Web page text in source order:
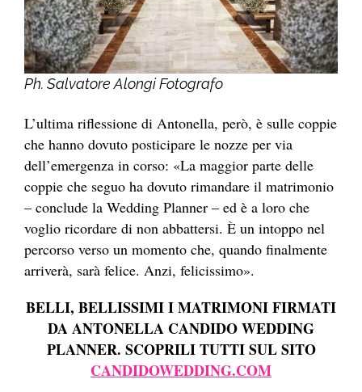
Ph. Salvatore Alongi Fotografo
L’ultima riflessione di Antonella, però, è sulle coppie
che hanno dovuto posticipare le nozze per via
dell’emergenza in corso: «La maggior parte delle
coppie che seguo ha dovuto rimandare il matrimonio
– conclude la Wedding Planner – ed è a loro che
voglio ricordare di non abbattersi. È un intoppo nel
percorso verso un momento che, quando finalmente
arriverà, sarà felice. Anzi, felicissimo».
BELLI, BELLISSIMI I MATRIMONI FIRMATI
DA ANTONELLA CANDIDO WEDDING
PLANNER. SCOPRILI TUTTI SUL SITO
CANDIDOWEDDING.COM